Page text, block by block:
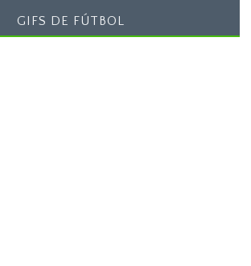
GIFS DE FÚTBOL